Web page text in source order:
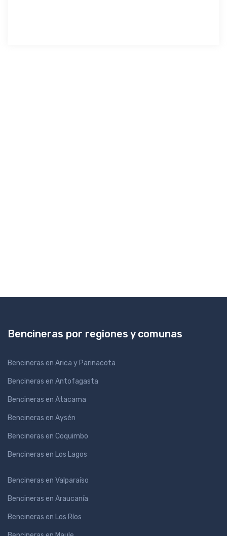
Bencineras por regiones y comunas
Bencineras en Arica y Parinacota
Bencineras en Antofagasta
Bencineras en Atacama
Bencineras en Aysén
Bencineras en Coquimbo
Bencineras en Los Lagos
Bencineras en Valparaíso
Bencineras en Araucanía
Bencineras en Los Ríos